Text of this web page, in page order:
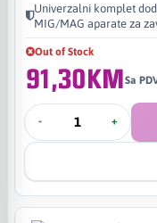
Univerzalni komplet
MIG/MAG aparate za
Out of Stock
91,30KMSa
- +